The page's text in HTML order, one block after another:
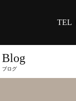
TEL
Blog
ブログ